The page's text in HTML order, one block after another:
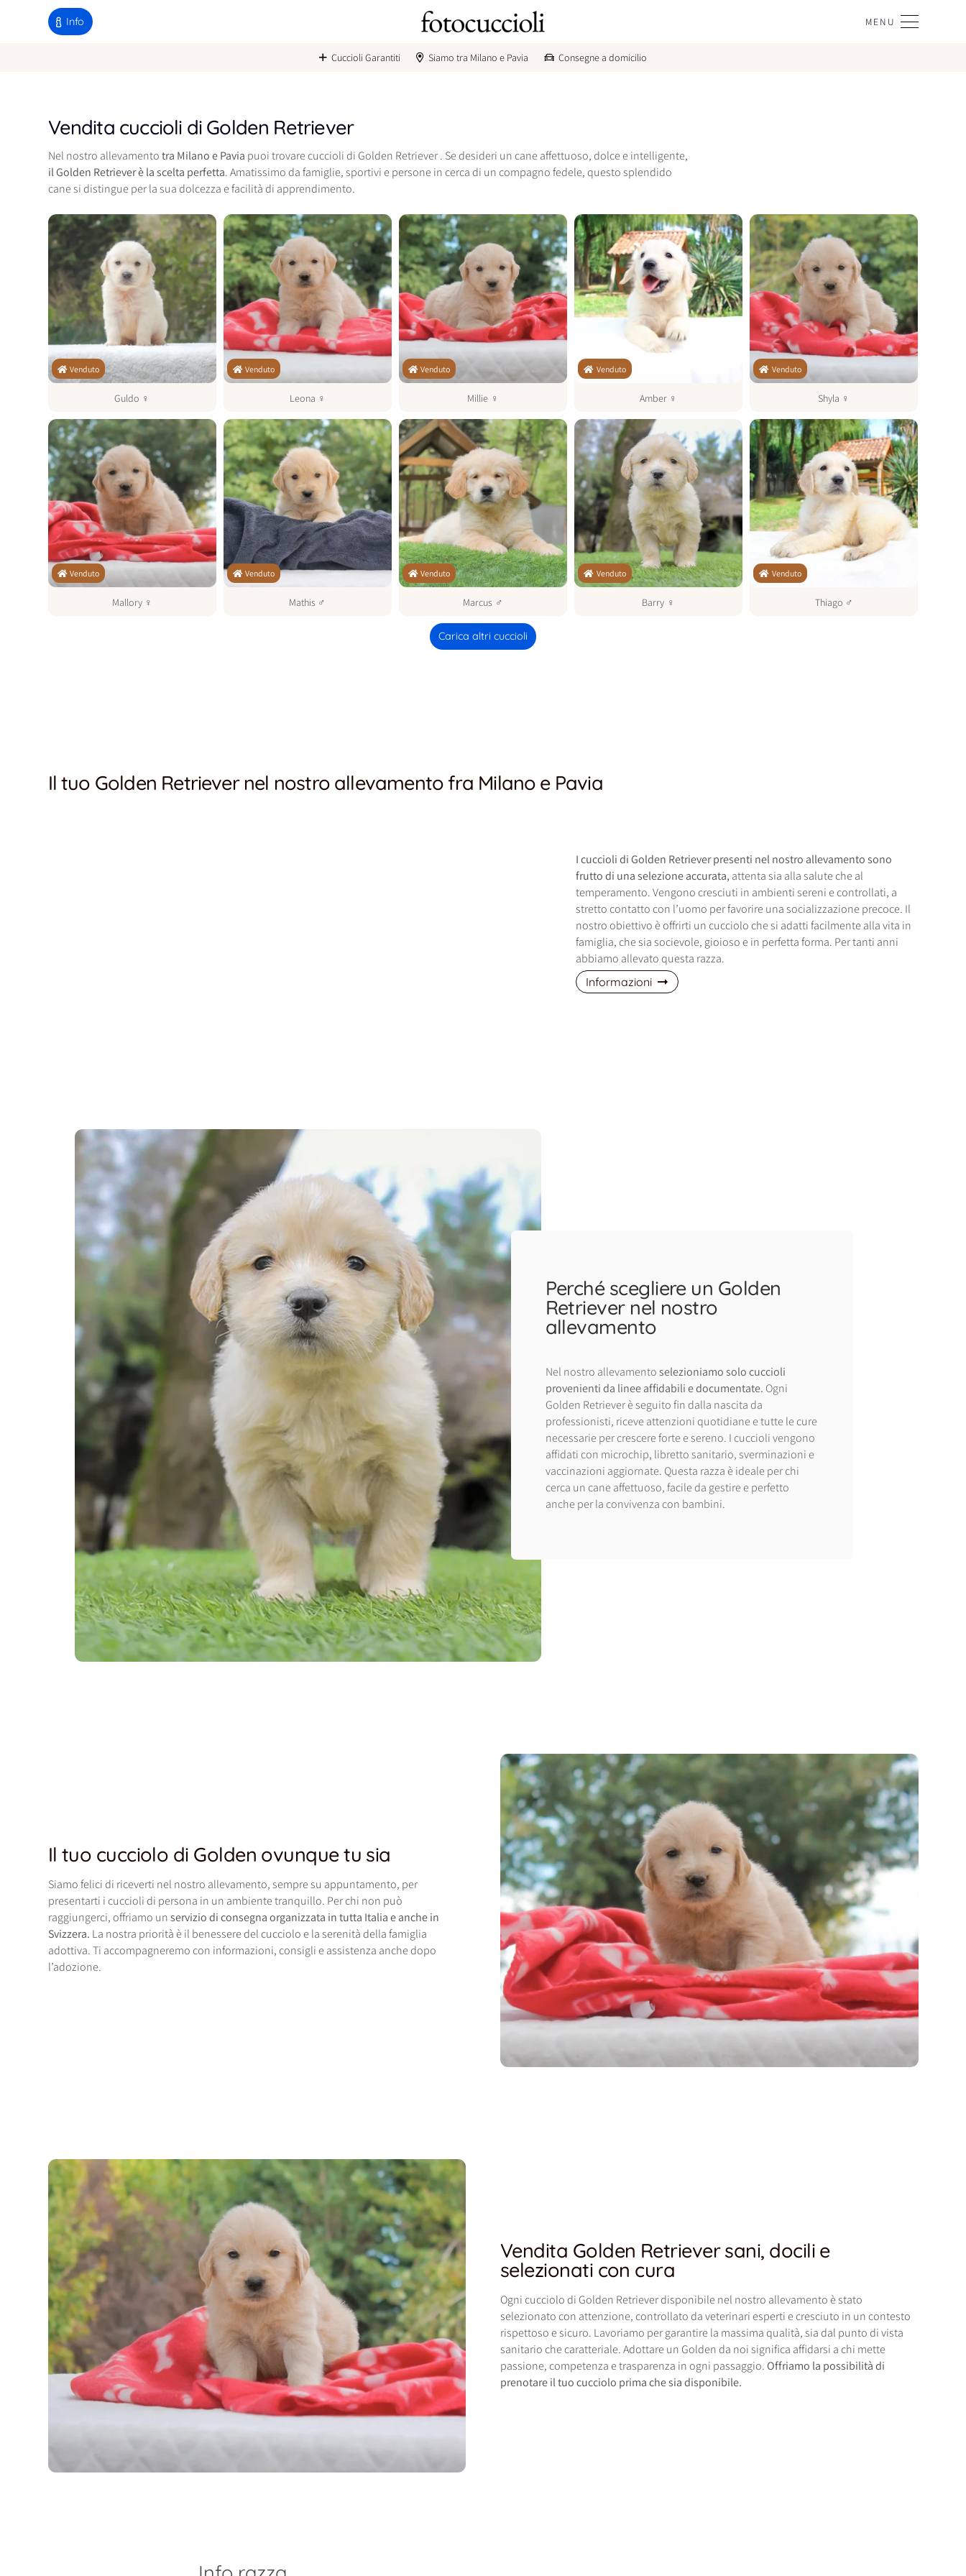
Info MENU
Cuccioli Garantiti Siamo tra Milano e Pavia Consegne a domicilio
Vendita cuccioli di Golden Retriever
Nel nostro allevamentotra Milano e Pavia puoi trovare cuccioli di Golden Retriever . Se desideri un cane affettuoso, dolce e intelligente,
il Golden Retriever è la scelta perfetta. Amatissimo da famiglie, sportivi e persone in cerca di un compagno fedele, questo splendido
cane si distingue per la sua dolcezza e facilità di apprendimento.
Venduto
Guldo ♀
Venduto
Leona ♀
Venduto
Millie ♀
Venduto
Amber ♀
Venduto
Shyla ♀
Venduto
Mallory ♀
Venduto
Mathis ♂
Venduto
Marcus ♂
Venduto
Barry ♀
Venduto
Thiago ♂
Carica altri cuccioli
Il tuo Golden Retriever nel nostro allevamento fra Milano e Pavia
I cuccioli di Golden Retriever presenti nel nostro allevamento sono
frutto di una selezione accurata, attenta sia alla salute che al
temperamento. Vengono cresciuti in ambienti sereni e controllati, a
stretto contatto con l’uomo per favorire una socializzazione precoce. Il
nostro obiettivo è offrirti un cucciolo che si adatti facilmente alla vita in
famiglia, che sia socievole, gioioso e in perfetta forma. Per tanti anni
abbiamo allevato questa razza.
Informazioni
Perché scegliere un Golden
Retriever nel nostro
allevamento
Nel nostro allevamentoselezioniamo solo cuccioli
provenienti da linee affidabili e documentate. Ogni
Golden Retriever è seguito fin dalla nascita da
professionisti, riceve attenzioni quotidiane e tutte le cure
necessarie per crescere forte e sereno. I cuccioli vengono
affidati con microchip, libretto sanitario, sverminazioni e
vaccinazioni aggiornate. Questa razza è ideale per chi
cerca un cane affettuoso, facile da gestire e perfetto
anche per la convivenza con bambini.
Il tuo cucciolo di Golden ovunque tu sia
Siamo felici di riceverti nel nostro allevamento, sempre su appuntamento, per
presentarti i cuccioli di persona in un ambiente tranquillo. Per chi non può
raggiungerci, offriamo unservizio di consegna organizzata in tutta Italia e anche in
Svizzera. La nostra priorità è il benessere del cucciolo e la serenità della famiglia
adottiva. Ti accompagneremo con informazioni, consigli e assistenza anche dopo
l’adozione.
Vendita Golden Retriever sani, docili e
selezionati con cura
Ogni cucciolo di Golden Retriever disponibile nel nostro allevamento è stato
selezionato con attenzione, controllato da veterinari esperti e cresciuto in un contesto
rispettoso e sicuro. Lavoriamo per garantire la massima qualità, sia dal punto di vista
sanitario che caratteriale. Adottare un Golden da noi significa affidarsi a chi mette
passione, competenza e trasparenza in ogni passaggio.Offriamo la possibilità di
prenotare il tuo cucciolo prima che sia disponibile.